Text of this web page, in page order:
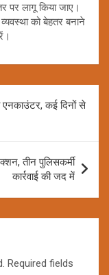
पर लागू किया जाए।
को बेहतर बनाने
एनकाउंटर, कई दिनों से
तीन पुलिसकर्मी
कार्रवाई की जद में
Required fields